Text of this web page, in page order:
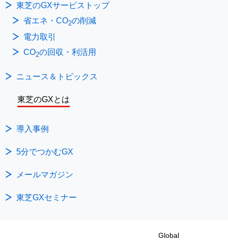
東芝のGXサービストップ
省エネ・CO2の削減
電力取引
CO2の回収・利活用
ニュース＆トピックス
東芝のGXとは
導入事例
5分でつかむGX
メールマガジン
東芝GXセミナー
Global